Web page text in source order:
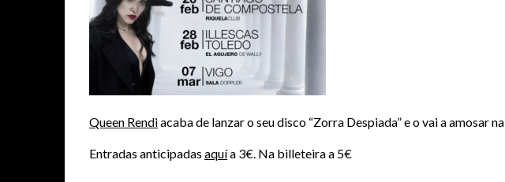
Queen Rendiacaba de lanzar o seu disco “Zorra Despiada” e o vai a amosar na
Entradas anticipadasaquía 3€. Na billeteira a 5€